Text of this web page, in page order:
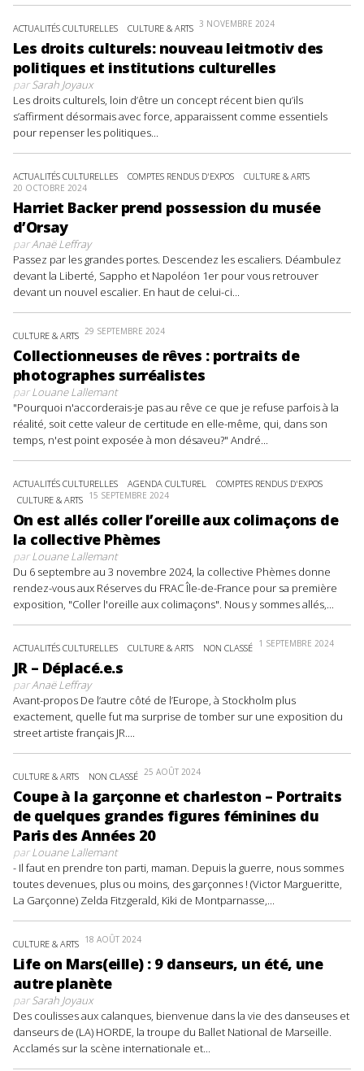
ACTUALITÉS CULTURELLES CULTURE & ARTS 3 NOVEMBRE 2024
Les droits culturels: nouveau leitmotiv des
politiques et institutions culturelles
parSarah Joyaux
Les droits culturels, loin d’être un concept récent bien qu’ils
s’affirment désormais avec force, apparaissent comme essentiels
pour repenser les politiques...
ACTUALITÉS CULTURELLES COMPTES RENDUS D'EXPOS CULTURE & ARTS
20 OCTOBRE 2024
Harriet Backer prend possession du musée
d’Orsay
parAnaë Leffray
Passez par les grandes portes. Descendez les escaliers. Déambulez
devant la Liberté, Sappho et Napoléon 1er pour vous retrouver
devant un nouvel escalier. En haut de celui-ci...
CULTURE & ARTS 29 SEPTEMBRE 2024
Collectionneuses de rêves : portraits de
photographes surréalistes
parLouane Lallemant
"Pourquoi n'accorderais-je pas au rêve ce que je refuse parfois à la
réalité, soit cette valeur de certitude en elle-même, qui, dans son
temps, n'est point exposée à mon désaveu?" André...
ACTUALITÉS CULTURELLES AGENDA CULTUREL
COMPTES RENDUS D'EXPOS
CULTURE & ARTS 15 SEPTEMBRE 2024
On est allés coller l’oreille aux colimaçons de
la collective Phèmes
parLouane Lallemant
Du 6 septembre au 3 novembre 2024, la collective Phèmes donne
rendez-vous aux Réserves du FRAC Île-de-France pour sa première
exposition, "Coller l'oreille aux colimaçons". Nous y sommes allés,...
ACTUALITÉS CULTURELLES CULTURE & ARTS NON CLASSÉ 1 SEPTEMBRE 2024
JR – Déplacé.e.s
parAnaë Leffray
Avant-propos De l’autre côté de l’Europe, à Stockholm plus
exactement, quelle fut ma surprise de tomber sur une exposition du
street artiste français JR....
CULTURE & ARTS NON CLASSÉ 25 AOÛT 2024
Coupe à la garçonne et charleston – Portraits
de quelques grandes figures féminines du
Paris des Années 20
parLouane Lallemant
- Il faut en prendre ton parti, maman. Depuis la guerre, nous sommes
toutes devenues, plus ou moins, des garçonnes ! (Victor Margueritte,
La Garçonne) Zelda Fitzgerald, Kiki de Montparnasse,...
CULTURE & ARTS 18 AOÛT 2024
Life on Mars(eille) : 9 danseurs, un été, une
autre planète
parSarah Joyaux
Des coulisses aux calanques, bienvenue dans la vie des danseuses et
danseurs de (LA) HORDE, la troupe du Ballet National de Marseille.
Acclamés sur la scène internationale et...